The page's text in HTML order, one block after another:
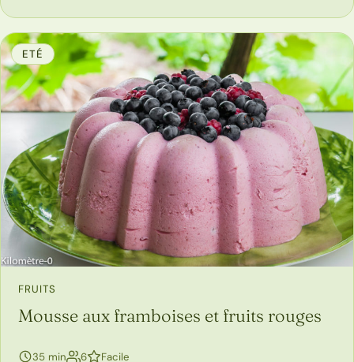
ETÉ
FRUITS
Mousse aux framboises et fruits rouges
35 min 6personnes
Facile